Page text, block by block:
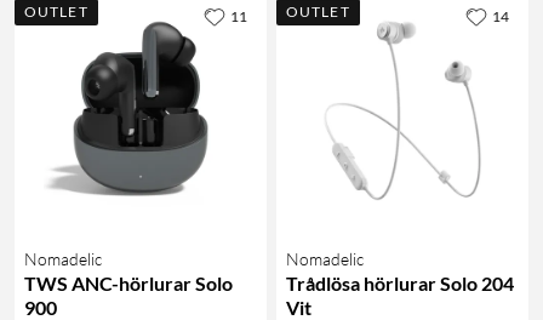
OUTLET
Nomadelic
TWS ANC-hörlurar Solo
900
11 OUTLET
Nomadelic
Trådlösa hörlurar Solo 204
Vit
14